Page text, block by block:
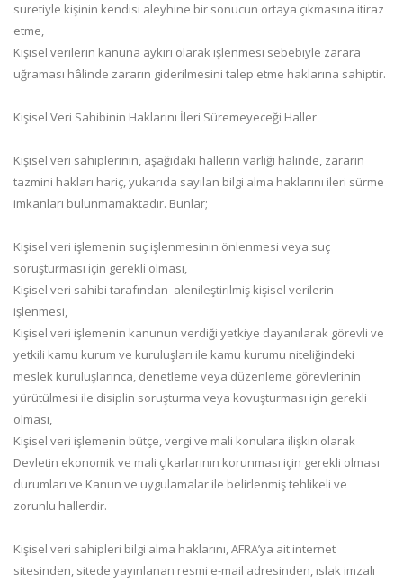
suretiyle kişinin kendisi aleyhine bir sonucun ortaya çıkmasına itiraz
etme,
Kişisel verilerin kanuna aykırı olarak işlenmesi sebebiyle zarara
uğraması hâlinde zararın giderilmesini talep etme haklarına sahiptir.
Kişisel Veri Sahibinin Haklarını İleri Süremeyeceği Haller
Kişisel veri sahiplerinin, aşağıdaki hallerin varlığı halinde, zararın
tazmini hakları hariç, yukarıda sayılan bilgi alma haklarını ileri sürme
imkanları bulunmamaktadır. Bunlar;
Kişisel veri işlemenin suç işlenmesinin önlenmesi veya suç
soruşturması için gerekli olması,
Kişisel veri sahibi tarafından alenileştirilmiş kişisel verilerin
işlenmesi,
Kişisel veri işlemenin kanunun verdiği yetkiye dayanılarak görevli ve
yetkili kamu kurum ve kuruluşları ile kamu kurumu niteliğindeki
meslek kuruluşlarınca, denetleme veya düzenleme görevlerinin
yürütülmesi ile disiplin soruşturma veya kovuşturması için gerekli
olması,
Kişisel veri işlemenin bütçe, vergi ve mali konulara ilişkin olarak
Devletin ekonomik ve mali çıkarlarının korunması için gerekli olması
durumları ve Kanun ve uygulamalar ile belirlenmiş tehlikeli ve
zorunlu hallerdir.
Kişisel veri sahipleri bilgi alma haklarını, AFRA’ya ait internet
sitesinden, sitede yayınlanan resmi e-mail adresinden, ıslak imzalı